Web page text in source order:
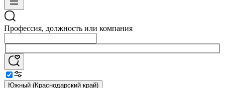
Профессия, должность или компания
Южный (Краснодарский край)